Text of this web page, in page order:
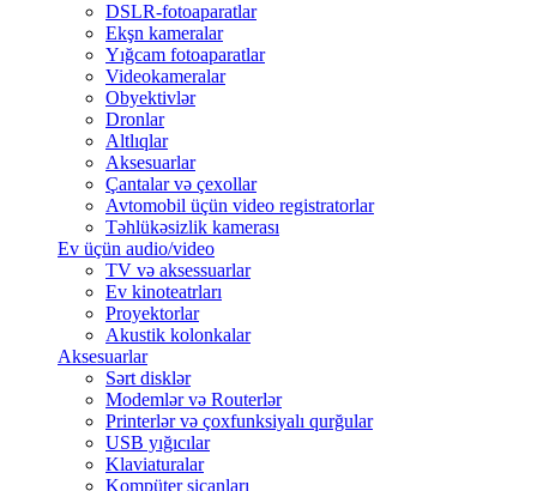
DSLR-fotoaparatlar
Ekşn kameralar
Yığcam fotoaparatlar
Videokameralar
Obyektivlər
Dronlar
Altlıqlar
Aksesuarlar
Çantalar və çexollar
Avtomobil üçün video registratorlar
Təhlükəsizlik kamerası
Ev üçün audio/video
TV və aksessuarlar
Ev kinoteatrları
Proyektorlar
Akustik kolonkalar
Aksesuarlar
Sərt disklər
Modemlər və Routerlər
Printerlər və çoxfunksiyalı qurğular
USB yığıcılar
Klaviaturalar
Kompüter siçanları